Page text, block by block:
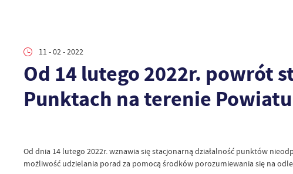
11 - 02 - 2022
Od 14 lutego 2022r. powrót
Punktach na terenie
Od dnia 14 lutego 2022r. wznawia się stacjonarną działalność punktów
możliwość udzielania porad za pomocą środków porozumiewania się na